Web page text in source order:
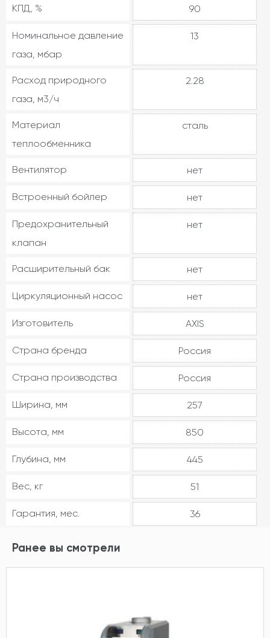
КПД, % 90
Номинальное давление
газа, мбар
13
Расход природного
газа, м3/ч
2.28
Материал
теплообменника
сталь
Вентилятор нет
Встроенный бойлер нет
Предохранительный
клапан
нет
Расширительный бак нет
Циркуляционный насос нет
Изготовитель AXIS
Страна бренда Россия
Страна производства Россия
Ширина, мм 257
Высота, мм 850
Глубина, мм 445
Вес, кг 51
Гарантия, мес. 36
Ранее вы смотрели